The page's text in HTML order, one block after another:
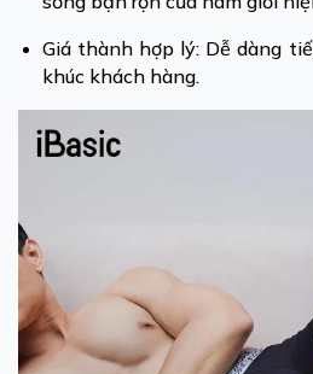
Giá thành hợp lý: Dễ dàng
khúc khách hàng.